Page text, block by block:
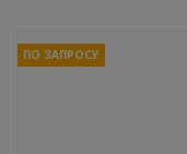
ПО ЗАПРОСУ